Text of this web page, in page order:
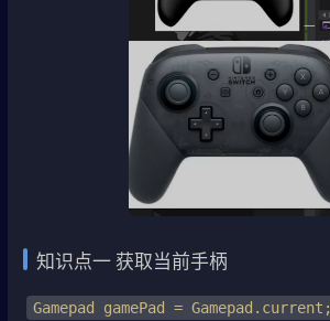
知识点一 获取当前手柄
Gamepad gamePad = Gamepad.current;